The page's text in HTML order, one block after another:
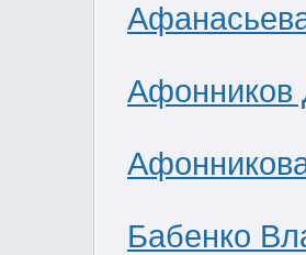
Афонников
Бабенко